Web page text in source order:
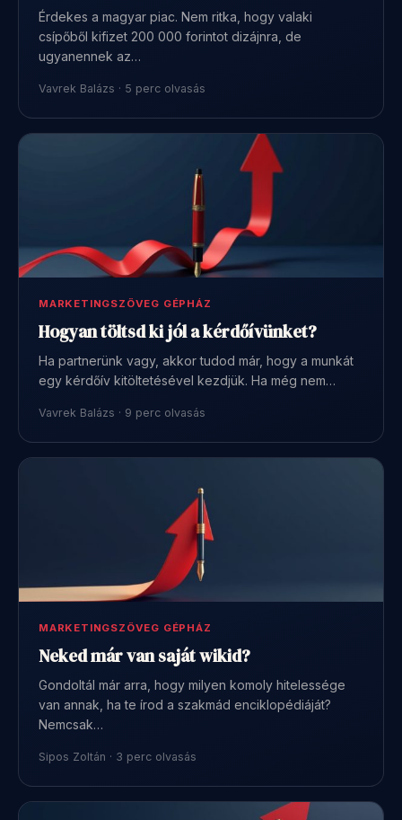
Érdekes a magyar piac. Nem ritka, hogy valaki
csípőből kifizet 200 000 forintot dizájnra, de
ugyanennek az…
Vavrek Balázs · 5 perc olvasás
MARKETINGSZÖVEG GÉPHÁZ
Hogyan töltsd ki jól a kérdőívünket?
Ha partnerünk vagy, akkor tudod már, hogy a munkát
egy kérdőív kitöltetésével kezdjük. Ha még nem…
Vavrek Balázs · 9 perc olvasás
MARKETINGSZÖVEG GÉPHÁZ
Neked már van saját wikid?
Gondoltál már arra, hogy milyen komoly hitelessége
van annak, ha te írod a szakmád enciklopédiáját?
Nemcsak…
Sipos Zoltán · 3 perc olvasás